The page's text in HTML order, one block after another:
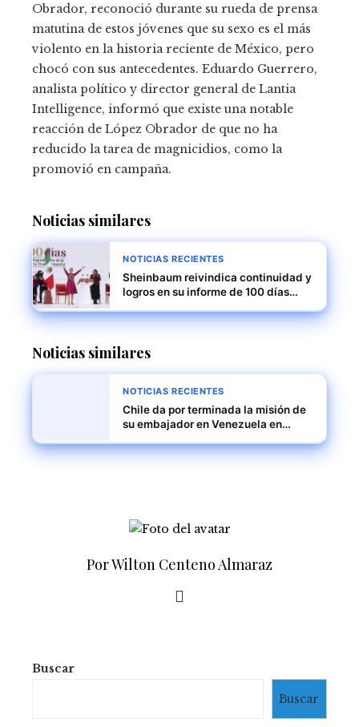
Obrador, reconoció durante su rueda de prensa
matutina de estos jóvenes que su sexo es el más
violento en la historia reciente de México, pero
chocó con sus antecedentes. Eduardo Guerrero,
analista político y director general de Lantia
Intelligence, informó que existe una notable
reacción de López Obrador de que no ha
reducido la tarea de magnicidios, como la
promovió en campaña.
Noticias similares
NOTICIAS RECIENTES
Sheinbaum reivindica continuidad y
logros en su informe de 100 días
Noticias similares
NOTICIAS RECIENTES
Chile da por terminada la misión de
su embajador en Venezuela en
Por Wilton Centeno Almaraz
Buscar
Buscar